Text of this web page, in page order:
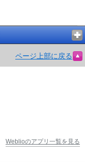
ページ上部に戻る
Weblioのアプリ一覧を見る